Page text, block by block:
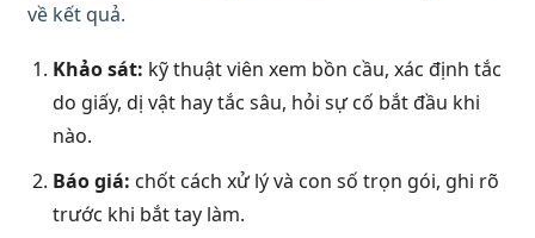
về kết quả.
Khảo sát: kỹ thuật viên xem bồn cầu, xác định tắc
do giấy, dị vật hay tắc sâu, hỏi sự cố bắt đầu khi
nào.
Báo giá: chốt cách xử lý và con số trọn gói, ghi rõ
trước khi bắt tay làm.